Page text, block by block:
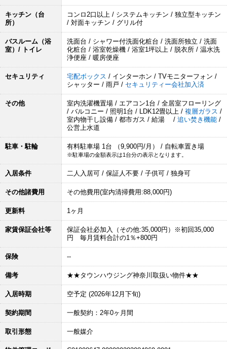
キッチン（台
所）
コンロ2口以上 / システムキッチン / 独立型キッチン
/ 対面キッチン / グリル付
バスルーム（浴
室）/ トイレ
洗面台 / シャワー付洗面化粧台 / 洗面所独立 / 洗面
化粧台 / 浴室乾燥機 / 浴室1坪以上 / 脱衣所 / 温水洗
浄便座 / 暖房便座
セキュリティ 宅配ボックス / インターホン / TVモニターフォン /
シャッター / 雨戸 / セキュリティー会社加入済
その他
室内洗濯機置場 / エアコン1台 / 全居室フローリング
/ バルコニー / 照明1台 / LDK12畳以上 / 複層ガラス /
室内物干し設備 / 都市ガス / 給湯 / 追い焚き機能 /
公営上水道
駐車・駐輪 有料駐車場 1台 （9,900円/月） / 自転車置き場
※駐車場の金額表示は1台分の表示となります。
入居条件 二人入居可 / 保証人不要 / 子供可 / 独身可
その他諸費用 その他費用(室内清掃費用:88,000円)
更新料 1ヶ月
家賃保証会社等
保証会社必加入（その他:35,000円）※初回35,000
円 毎月賃料合計の1％+800円
保険 --
備考 ★★タウンハウジング神奈川取扱い物件★★
入居時期 空予定 (2026年12月下旬)
契約期間 一般契約：2年0ヶ月間
取引形態 一般媒介